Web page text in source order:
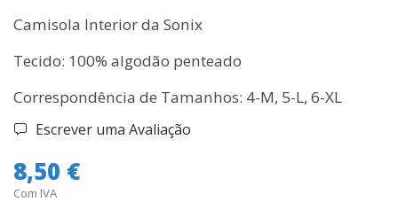
Camisola Interior da Sonix
Tecido: 100% algodão penteado
Correspondência de Tamanhos: 4-M, 5-L, 6-XL
Escrever uma Avaliação
8,50 €
Com IVA